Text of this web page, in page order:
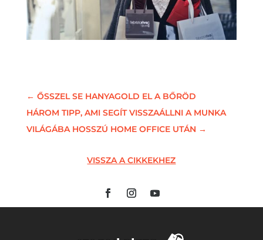
← ŐSSZEL SE HANYAGOLD EL A BŐRÖD
HÁROM TIPP, AMI SEGÍT VISSZAÁLLNI A MUNKA
VILÁGÁBA HOSSZÚ HOME OFFICE UTÁN →
VISSZA A CIKKEKHEZ